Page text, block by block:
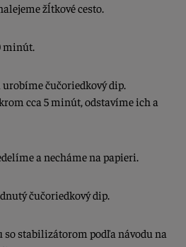
žĺtkové cesto.
minút.
čučoriedkový dip.
cca 5 minút, odstavíme ich a
a necháme na papieri.
čučoriedkový dip.
so stabilizátorom podľa návodu na